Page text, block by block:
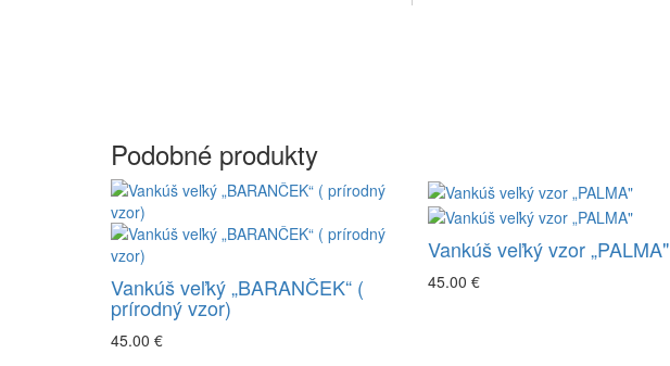
Podobné produkty
Vankúš veľký „BARANČEK“ (
prírodný vzor)
45.00 €
Vankúš veľký vzor „PALMA"
45.00 €